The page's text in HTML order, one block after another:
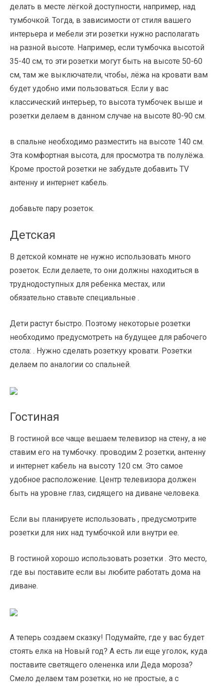
делать в месте лёгкой доступности, например, над
тумбочкой. Тогда, в зависимости от стиля вашего
интерьера и мебели эти розетки нужно располагать
на разной высоте. Например, если тумбочка высотой
35-40 см, то эти розетки могут быть на высоте 50-60
см, там же выключатели, чтобы, лёжа на кровати вам
будет удобно ими пользоваться. Если у вас
классический интерьер, то высота тумбочек выше и
розетки делаем в данном случае на высоте 80-90 см.
в спальне необходимо разместить на высоте 140 см.
Эта комфортная высота, для просмотра тв полулёжа.
Кроме простой розетки не забудьте добавить TV
антенну и интернет кабель.
добавьте пару розеток.
Детская
В детской комнате не нужно использовать много
розеток. Если делаете, то они должны находиться в
труднодоступных для ребенка местах, или
обязательно ставьте специальные .
Дети растут быстро. Поэтому некоторые розетки
необходимо предусмотреть на будущее для рабочего
стола: . Нужно сделать розеткуу кровати. Розетки
делаем по аналогии со спальней.
Гостиная
В гостиной все чаще вешаем телевизор на стену, а не
ставим его на тумбочку. проводим 2 розетки, антенну
и интернет кабель на высоту 120 см. Это самое
удобное расположение. Центр телевизора должен
быть на уровне глаз, сидящего на диване человека.
Если вы планируете использовать , предусмотрите
розетки для них над тумбочкой или внутри ее.
В гостиной хорошо использовать розетки . Это место,
где вы поставите если вы любите работать дома на
диване.
А теперь создаем сказку! Подумайте, где у вас будет
стоять елка на Новый год? А есть ли еще уголок, куда
поставите светящего олененка или Деда мороза?
Смело делаем там розетки, но не простые, а с